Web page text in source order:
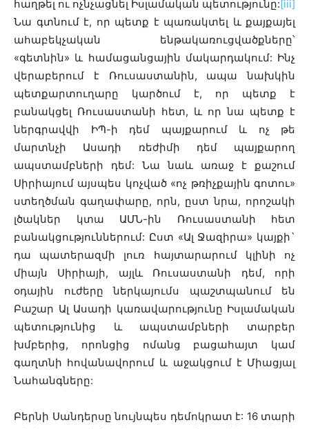
հաղթել ու ոչնչացնել Իսլամական պետությունը: [iii]
Նա գտնում է, որ պետք է պառակտել և քայքայել
ահաբեկչական ենթակառուցվածքները՝
«գետնին» և համացանցային մակարդակում: Ինչ
վերաբերում է Ռուսաստանին, ապա նախկին
պետքարտուղարը կարծում է, որ պետք է
բանակցել Ռուսաստանի հետ, և որ նա պետք է
ներգրավվի ԻՊ-ի դեմ պայքարում և ոչ թե
մարտնչի Ասադի ռեժիմի դեմ պայքարող
ապստամբների դեմ: Նա նաև առաջ է քաշում
Սիրիայում այսպես կոչված «ոչ թռիչքային գոտու»
ստեղծման գաղափարը, որն, ըստ նրա, որոշակի
լծակներ կտա ԱՄՆ-ին Ռուսաստանի հետ
բանակցություններում: Ըստ «Ալ Ջազիրա» կայքի`
դա պատերազմի լուռ հայտարարում կլինի ոչ
միայն Սիրիայի, այլև Ռուսաստանի դեմ, որի
օդային ուժերը ներկայումս պաշտպանում են
Բաշար Ալ Ասադի կառավարությունը Իսլամական
պետությունից և ապստամբների տարբեր
խմբերից, որոնցից ոմանց բացահայտ կամ
գաղտնի հովանավորում և աջակցում է Միացյալ
Նահանգները:
Բերնի Սանդերսը նույնպես դեմոկրատ է: 16 տարի